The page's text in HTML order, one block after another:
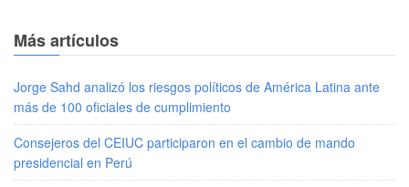
Más artículos
Jorge Sahd analizó los riesgos políticos de América Latina ante
más de 100 oficiales de cumplimiento
Consejeros del CEIUC participaron en el cambio de mando
presidencial en Perú